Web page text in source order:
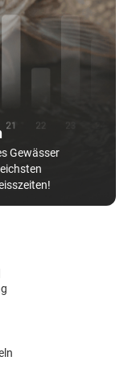
Gewässer